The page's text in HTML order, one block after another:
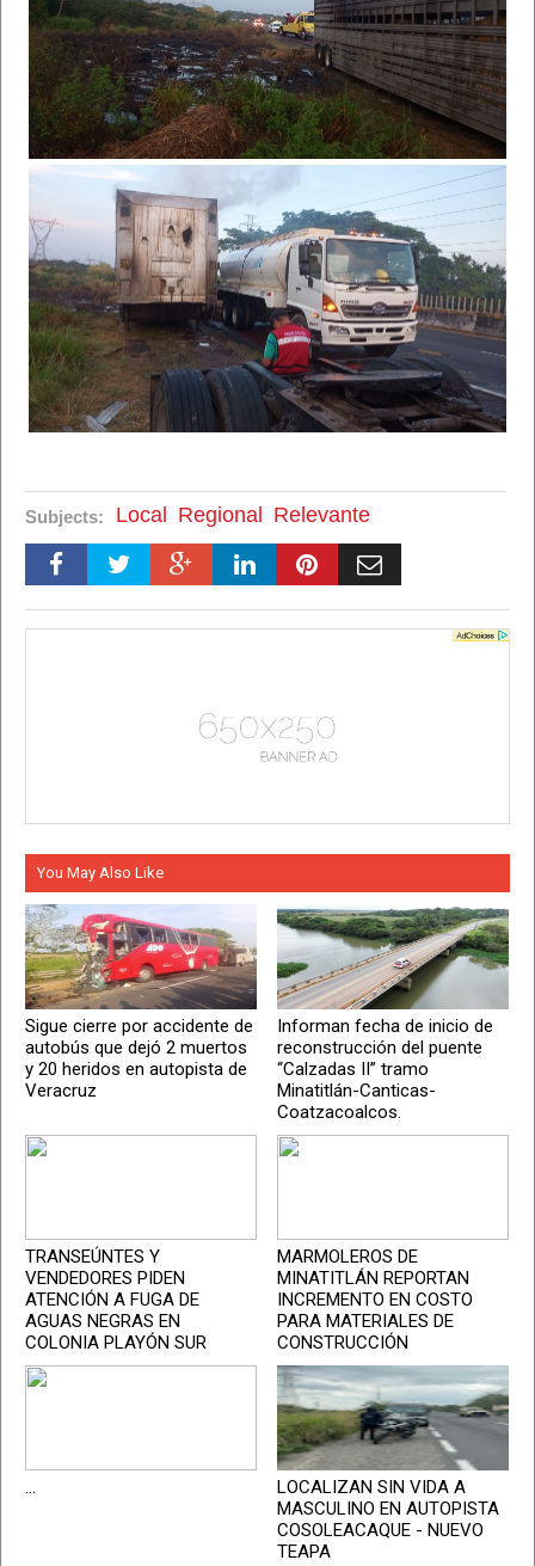
Subjects: Local Regional Relevante
You May Also Like
Sigue cierre por accidente de
autobús que dejó 2 muertos
y 20 heridos en autopista de
Veracruz
Informan fecha de inicio de
reconstrucción del puente
“Calzadas II” tramo
Minatitlán-Canticas-
Coatzacoalcos.
TRANSEÚNTES Y
VENDEDORES PIDEN
ATENCIÓN A FUGA DE
AGUAS NEGRAS EN
COLONIA PLAYÓN SUR
MARMOLEROS DE
MINATITLÁN REPORTAN
INCREMENTO EN COSTO
PARA MATERIALES DE
CONSTRUCCIÓN
LOCALIZAN SIN VIDA A
MASCULINO EN AUTOPISTA
COSOLEACAQUE - NUEVO
TEAPA